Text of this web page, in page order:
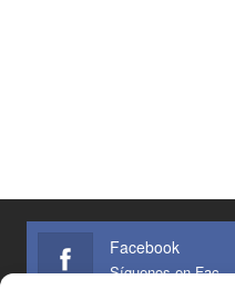
Facebook
Síguenos en Facebook